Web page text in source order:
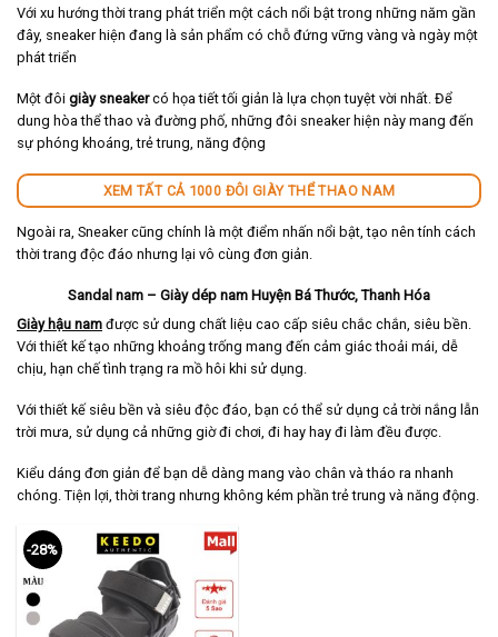
Với xu hướng thời trang phát triển một cách nổi bật trong những năm gần
đây, sneaker hiện đang là sản phẩm có chỗ đứng vững vàng và ngày một
phát triển
Một đôi giày sneakercó họa tiết tối giản là lựa chọn tuyệt vời nhất. Để
dung hòa thể thao và đường phố, những đôi sneaker hiện này mang đến
sự phóng khoáng, trẻ trung, năng động
XEM TẤT CẢ 1000 ĐÔI GIÀY THỂ THAO NAM
Ngoài ra, Sneaker cũng chính là một điểm nhấn nổi bật, tạo nên tính cách
thời trang độc đáo nhưng lại vô cùng đơn giản.
Sandal nam – Giày dép nam Huyện Bá Thước, Thanh Hóa
Giày hậu nam được sử dung chất liệu cao cấp siêu chắc chắn, siêu bền.
Với thiết kế tạo những khoảng trống mang đến cảm giác thoải mái, dễ
chịu, hạn chế tình trạng ra mồ hôi khi sử dụng.
Với thiết kế siêu bền và siêu độc đáo, bạn có thể sử dụng cả trời nắng lẫn
trời mưa, sử dụng cả những giờ đi chơi, đi hay hay đi làm đều được.
Kiểu dáng đơn giản để bạn dễ dàng mang vào chân và tháo ra nhanh
chóng. Tiện lợi, thời trang nhưng không kém phần trẻ trung và năng động.
-28%